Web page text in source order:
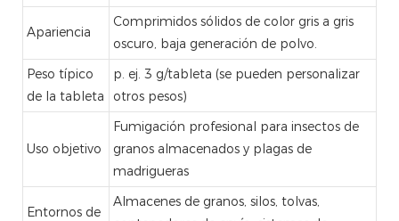
Apariencia
Comprimidos sólidos de color gris a gris
oscuro, baja generación de polvo.
Peso típico
de la tableta
p. ej. 3 g/tableta (se pueden personalizar
otros pesos)
Uso objetivo
Fumigación profesional para insectos de
granos almacenados y plagas de
madrigueras
Entornos de
Almacenes de granos, silos, tolvas,